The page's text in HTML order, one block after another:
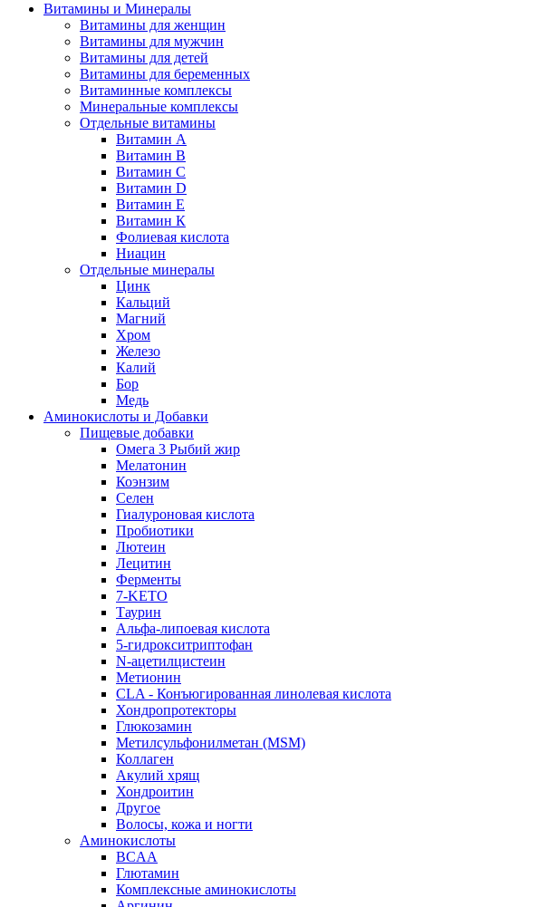
Витамины и Минералы
Витамины для женщин
Витамины для мужчин
Витамины для детей
Витамины для беременных
Витаминные комплексы
Минеральные комплексы
Отдельные витамины
Витамин А
Витамин B
Витамин C
Витамин D
Витамин Е
Витамин К
Фолиевая кислота
Ниацин
Отдельные минералы
Цинк
Кальций
Магний
Хром
Железо
Калий
Бор
Медь
Аминокислоты и Добавки
Пищевые добавки
Омега 3 Рыбий жир
Мелатонин
Коэнзим
Селен
Гиалуроновая кислота
Пробиотики
Лютеин
Лецитин
Ферменты
7-KETO
Таурин
Альфа-липоевая кислота
5-гидрокситриптофан
N-ацетилцистеин
Метионин
CLA - Конъюгированная линолевая кислота
Хондропротекторы
Глюкозамин
Метилсульфонилметан (MSM)
Коллаген
Акулий хрящ
Хондроитин
Другое
Волосы, кожа и ногти
Аминокислоты
BCAA
Глютамин
Комплексные аминокислоты